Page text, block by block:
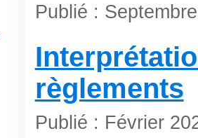
Publié :
règlements
Publié : Février